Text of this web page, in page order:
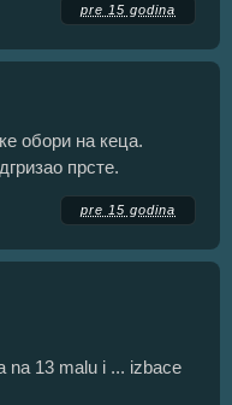
pre 15 godina
обори на кеца.
прсте.
pre 15 godina
na 13 malu i ... izbace